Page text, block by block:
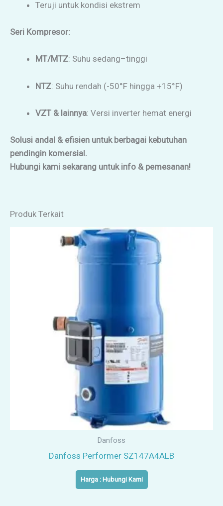
Teruji untuk kondisi ekstrem
Seri Kompresor:
MT/MTZ: Suhu sedang–tinggi
NTZ: Suhu rendah (-50°F hingga +15°F)
VZT & lainnya: Versi inverter hemat energi
Solusi andal & efisien untuk berbagai kebutuhan
pendingin komersial.
Hubungi kami sekarang untuk info & pemesanan!
Produk Terkait
Danfoss
Danfoss Performer SZ147A4ALB
Harga : Hubungi Kami